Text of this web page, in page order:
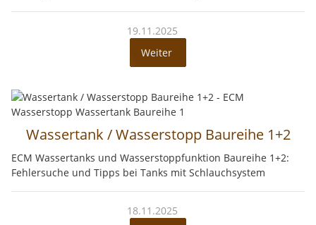
19.11.2025
Weiter
Wassertank / Wasserstopp Baureihe 1+2
ECM Wassertanks und Wasserstoppfunktion Baureihe 1+2:
Fehlersuche und Tipps bei Tanks mit Schlauchsystem
18.11.2025